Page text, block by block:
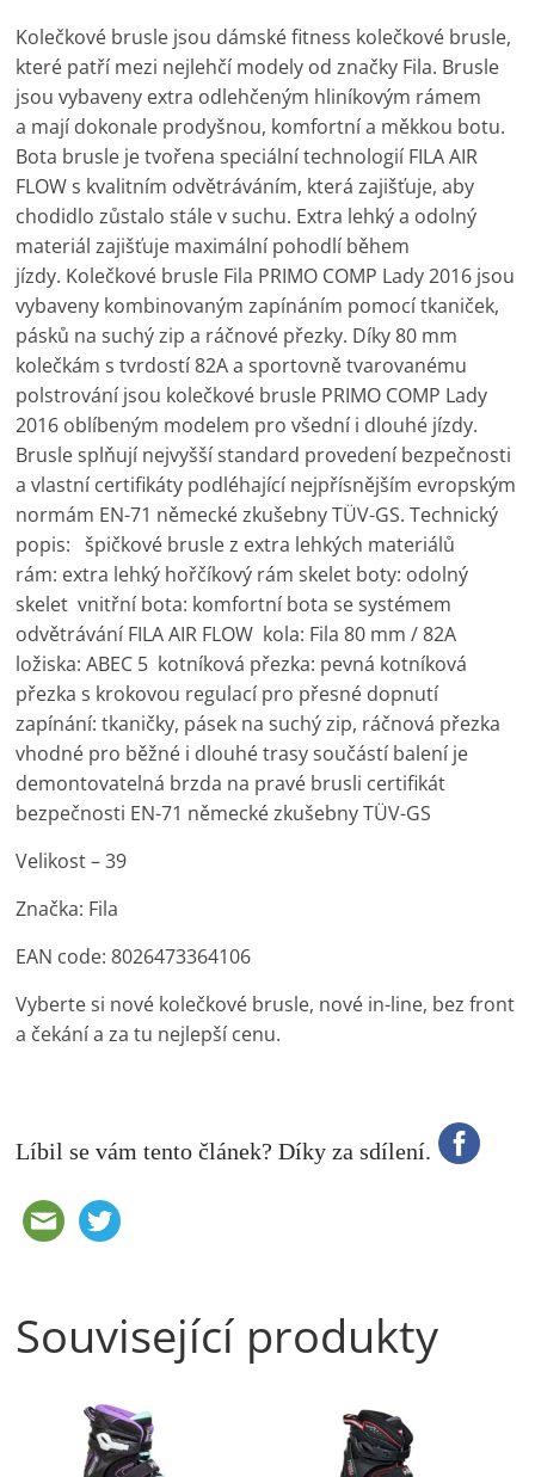
Kolečkové brusle jsou dámské fitness kolečkové brusle,
které patří mezi nejlehčí modely od značky Fila. Brusle
jsou vybaveny extra odlehčeným hliníkovým rámem
a mají dokonale prodyšnou, komfortní a měkkou botu.
Bota brusle je tvořena speciální technologií FILA AIR
FLOW s kvalitním odvětráváním, která zajišťuje, aby
chodidlo zůstalo stále v suchu. Extra lehký a odolný
materiál zajišťuje maximální pohodlí během
jízdy. Kolečkové brusle Fila PRIMO COMP Lady 2016 jsou
vybaveny kombinovaným zapínáním pomocí tkaniček,
pásků na suchý zip a ráčnové přezky. Díky 80 mm
kolečkám s tvrdostí 82A a sportovně tvarovanému
polstrování jsou kolečkové brusle PRIMO COMP Lady
2016 oblíbeným modelem pro všední i dlouhé jízdy.
Brusle splňují nejvyšší standard provedení bezpečnosti
a vlastní certifikáty podléhající nejpřísnějším evropským
normám EN-71 německé zkušebny TÜV-GS. Technický
popis: špičkové brusle z extra lehkých materiálů
rám: extra lehký hořčíkový rám skelet boty: odolný
skelet vnitřní bota: komfortní bota se systémem
odvětrávání FILA AIR FLOW kola: Fila 80 mm / 82A
ložiska: ABEC 5 kotníková přezka: pevná kotníková
přezka s krokovou regulací pro přesné dopnutí
zapínání: tkaničky, pásek na suchý zip, ráčnová přezka
vhodné pro běžné i dlouhé trasy součástí balení je
demontovatelná brzda na pravé brusli certifikát
bezpečnosti EN-71 německé zkušebny TÜV-GS
Velikost – 39
Značka: Fila
EAN code: 8026473364106
Vyberte si nové kolečkové brusle, nové in-line, bez front
a čekání a za tu nejlepší cenu.
Líbil se vám tento článek? Díky za sdílení.
Související produkty